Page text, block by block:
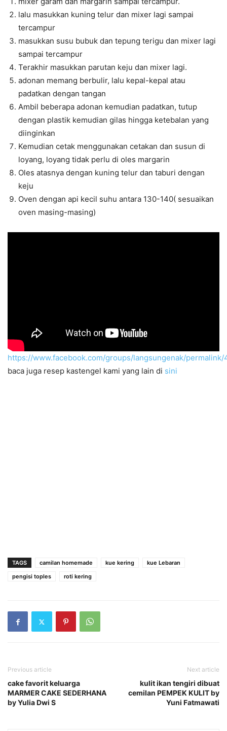
lalu masukkan kuning telur dan mixer lagi sampai
tercampur
masukkan susu bubuk dan tepung terigu dan mixer lagi
sampai tercampur
Terakhir masukkan parutan keju dan mixer lagi.
adonan memang berbulir, lalu kepal-kepal atau
padatkan dengan tangan
Ambil beberapa adonan kemudian padatkan, tutup
dengan plastik kemudian gilas hingga ketebalan yang
diinginkan
Kemudian cetak menggunakan cetakan dan susun di
loyang, loyang tidak perlu di oles margarin
Oles atasnya dengan kuning telur dan taburi dengan
keju
Oven dengan api kecil suhu antara 130-140( sesuaikan
oven masing-masing)
https://www.facebook.com/groups/langsungenak/permalink/
baca juga resep kastengel kami yang lain di sini
TAGS camilan homemade kue kering
kue Lebaran
pengisi toples
roti kering
Previous article
cake favorit keluarga
MARMER CAKE SEDERHANA
by Yulia Dwi S
Next article
kulit ikan tengiri dibuat
cemilan PEMPEK KULIT by
Yuni Fatmawati